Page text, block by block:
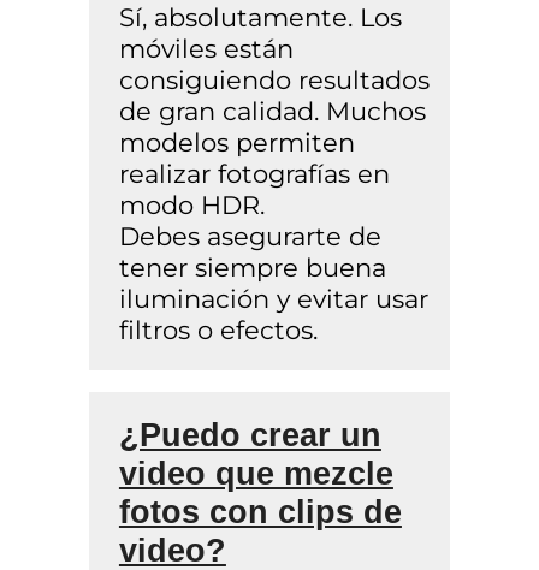
Sí, absolutamente. Los
móviles están
consiguiendo resultados
de gran calidad. Muchos
modelos permiten
realizar fotografías en
modo HDR.
Debes asegurarte de
tener siempre buena
iluminación y evitar usar
filtros o efectos.
¿Puedo crear un
video que mezcle
fotos con clips de
video?